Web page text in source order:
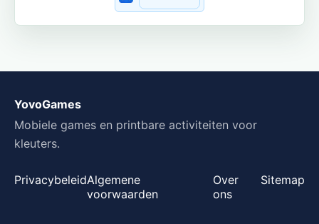
YovoGames
Mobiele games en printbare activiteiten voor
kleuters.
PrivacybeleidAlgemene
voorwaarden
Over
ons
Sitemap